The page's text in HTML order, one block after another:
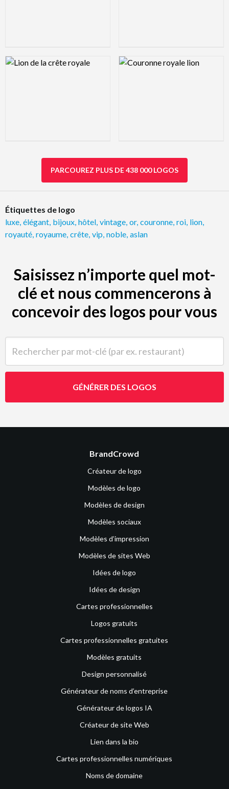
Logo Preview Image Logo Preview Image
PARCOUREZ PLUS DE 438 000 LOGOS
Étiquettes de logo
luxe élégant bijoux hôtel vintage or, couronne roi lion
royauté royaume crête vip noble aslan
Saisissez n’importe quel mot-
clé et nous commencerons à
concevoir des logos pour vous
GÉNÉRER DES LOGOS
BrandCrowd
Créateur de logo
Modèles de logo
Modèles de design
Modèles sociaux
Modèles d’impression
Modèles de sites Web
Idées de logo
Idées de design
Cartes professionnelles
Logos gratuits
Cartes professionnelles gratuites
Modèles gratuits
Design personnalisé
Générateur de noms d’entreprise
Générateur de logos IA
Créateur de site Web
Lien dans la bio
Cartes professionnelles numériques
Noms de domaine